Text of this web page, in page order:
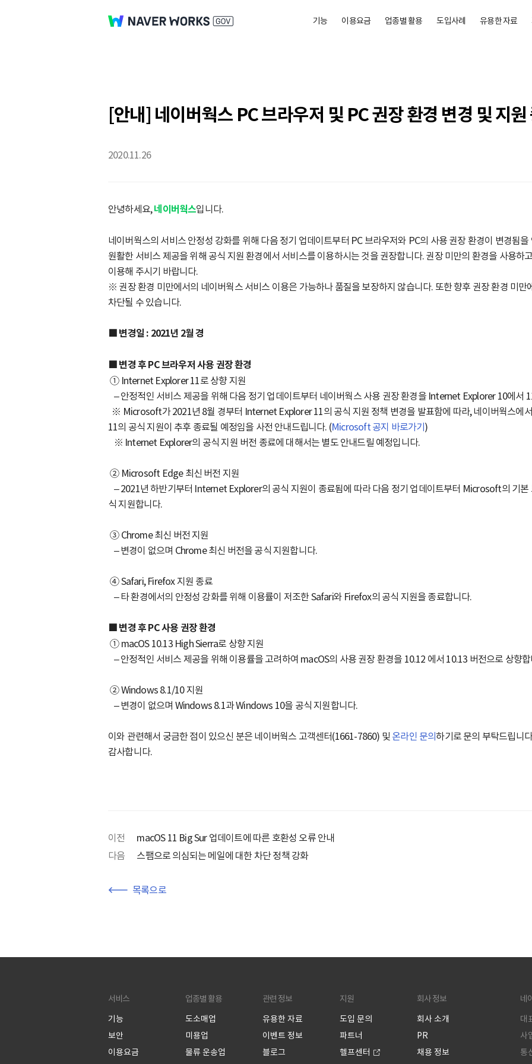
기능 이용요금 업종별 활용 도입사례 유용한 자료
[안내] 네이버웍스 PC 브라우저 및 PC 권장 환경 변경 및 지원
2020.11.26
안녕하세요,네이버웍스입니다.
네이버웍스의 서비스 안정성 강화를 위해 다음 정기 업데이트부터 PC 브라우저와 PC의 사용 권장 환경이 변경됨을
원활한 서비스 제공을 위해 공식 지원 환경에서 서비스를 이용하시는 것을 권장합니다. 권장 미만의 환경을 사용하
이용해 주시기 바랍니다.
※ 권장 환경 미만에서의 네이버웍스 서비스 이용은 가능하나 품질을 보장하지 않습니다. 또한 향후 권장 환경 미만
차단될 수 있습니다.
■ 변경일 : 2021년 2월 경
■ 변경 후 PC 브라우저 사용 권장 환경
① Internet Explorer 11로 상향 지원
– 안정적인 서비스 제공을 위해 다음 정기 업데이트부터 네이버웍스 사용 권장 환경을 Internet Explorer 10에서
※ Microsoft가 2021년 8월 경부터 Internet Explorer 11의 공식 지원 정책 변경을 발표함에 따라, 네이버웍스에
11의 공식 지원이 추후 종료될 예정임을 사전 안내드립니다. (Microsoft 공지 바로가기 )
※ Internet Explorer의 공식 지원 버전 종료에 대해서는 별도 안내드릴 예정입니다.
② Microsoft Edge 최신 버전 지원
– 2021년 하반기부터 Internet Explorer의 공식 지원이 종료됨에 따라 다음 정기 업데이트부터 Microsoft의 기
식 지원합니다.
③ Chrome 최신 버전 지원
– 변경이 없으며 Chrome 최신 버전을 공식 지원합니다.
④ Safari, Firefox 지원 종료
– 타 환경에서의 안정성 강화를 위해 이용률이 저조한 Safari와 Firefox의 공식 지원을 종료합니다.
■ 변경 후 PC 사용 권장 환경
① macOS 10.13 High Sierra로 상향 지원
– 안정적인 서비스 제공을 위해 이용률을 고려하여 macOS의 사용 권장 환경을 10.12 에서 10.13 버전으로 상향
② Windows 8.1/10 지원
– 변경이 없으며 Windows 8.1과 Windows 10을 공식 지원합니다.
이와 관련해서 궁금한 점이 있으신 분은 네이버웍스 고객센터(1661-7860) 및 온라인 문의하기로 문의 부탁드립니
감사합니다.
이전
macOS 11 Big Sur 업데이트에 따른 호환성 오류 안내
다음
스팸으로 의심되는 메일에 대한 차단 정책 강화
목록으로
서비스
기능
보안
이용요금
업종별 활용
도소매업
미용업
물류 운송업
관련 정보
유용한 자료
이벤트 정보
블로그
지원
도입 문의
파트너
헬프센터
회사 정보
회사 소개
PR
채용 정보
네
대
사
통